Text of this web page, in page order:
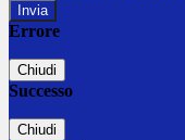
Errore
Chiudi
Successo
Chiudi